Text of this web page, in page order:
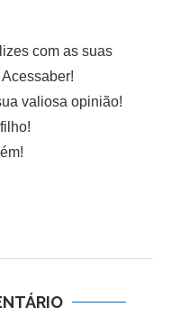
com as suas
valiosa opinião!